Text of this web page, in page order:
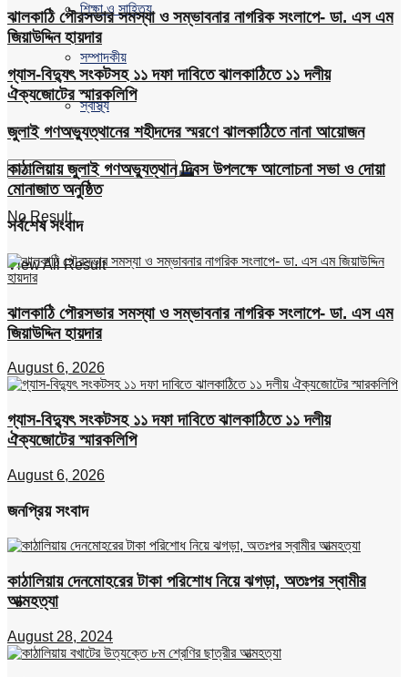
শিক্ষা ও সাহিত্য
সম্পাদকীয়
স্বাস্থ্য
No Result
View All Result
ঝালকাঠি পৌরসভার সমস্যা ও সম্ভাবনার নাগরিক সংলাপে- ডা. এস এম
জিয়াউদ্দিন হায়দার
গ্যাস-বিদ্যুৎ সংকটসহ ১১ দফা দাবিতে ঝালকাঠিতে ১১ দলীয়
ঐক্যজোটের স্মারকলিপি
জুলাই গণঅভ্যুত্থানের শহীদদের স্মরণে ঝালকাঠিতে নানা আয়োজন
কাঠালিয়ায় জুলাই গণঅভ্যুত্থান দিবস উপলক্ষে আলোচনা সভা ও দোয়া
মোনাজাত অনুষ্ঠিত
সর্বশেষ সংবাদ
ঝালকাঠি পৌরসভার সমস্যা ও সম্ভাবনার নাগরিক সংলাপে- ডা. এস এম
জিয়াউদ্দিন হায়দার
August 6, 2026
গ্যাস-বিদ্যুৎ সংকটসহ ১১ দফা দাবিতে ঝালকাঠিতে ১১ দলীয়
ঐক্যজোটের স্মারকলিপি
August 6, 2026
জনপ্রিয় সংবাদ
কাঠালিয়ায় দেনমোহরের টাকা পরিশোধ নিয়ে ঝগড়া, অতঃপর স্বামীর
আত্মহত্যা
August 28, 2024